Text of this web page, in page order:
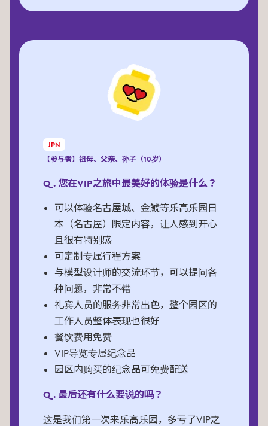
JPN
【参与者】祖母、父亲、孙子（10岁）
Q. 您在VIP之旅中最美好的体验是什么？
可以体验名古屋城、金鯱等乐高乐园日
本（名古屋）限定内容，让人感到开心
且很有特别感
可定制专属行程方案
与模型设计师的交流环节，可以提问各
种问题，非常不错
礼宾人员的服务非常出色，整个园区的
工作人员整体表现也很好
餐饮费用免费
VIP导览专属纪念品
园区内购买的纪念品可免费配送
Q. 最后还有什么要说的吗？
这是我们第一次来乐高乐园，多亏了VIP之